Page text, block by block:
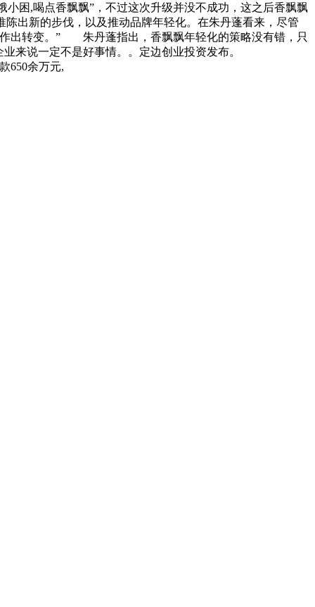
困,喝点香飘飘”，不过这次升级并没不成功，这之后香飘飘
出新的步伐，以及推动品牌年轻化。在朱丹蓬看来，尽管
作出转变。” 朱丹蓬指出，香飘飘年轻化的策略没有错，只
来说一定不是好事情。。定边创业投资发布。
650余万元,